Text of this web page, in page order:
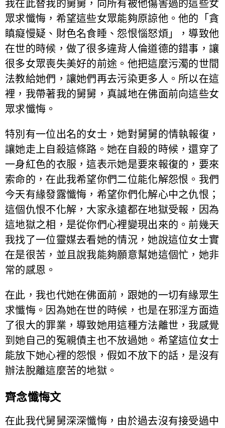
我在此替我的舅舅，向所有被他傷害過的這些女
眾求懺悔，希望這些女眾能夠原諒他。他的「貪
瞋癡慢疑、財色名食睡、怨恨惱怒煩」，導致他
在世的時候，做了很多違背人倫道德的錯事，讓
很多女眾喪失美好的前途。他把這麼污濁的世間
法教給她們，讓她們再去污染更多人。所以在這
裡，我帶著我的舅舅，真誠地在佛面前向這些女
眾求懺悔。
特別有一位出名的女士，她對舅舅的情執報復，
讓她走上自殺這條路。她在自殺的時候，還穿了
一身紅色的衣服，這表示她是要來報復的，要來
索命的，在此我希望你們二位能化解怨恨。我們
今天有緣發露懺悔，希望你們化解心中之仇恨；
這個仇恨不化解，大家永遠都在地獄受報，因為
這地獄之相，是從你們心裡變現出來的。前幾天
我找了一位靈媒去看她的情況，她說這位女士實
在是很苦，並且說我能夠願意幫她這個忙，她非
常的感恩。
在此，我也代她在佛面前，跟她的一切有緣眾生
求懺悔。因為她在世的時候，也是在邪淫方面造
了很大的罪業，導致她用這種方法離世，我感覺
到她自己的冤親債主也不放過她。希望這位女士
能放下她心裡的怨恨，假如不放下的話，是沒有
辦法脫離這麼苦的地獄。
齊念懺悔文
在此我代舅舅深深懺悔，由於過去沒有接受過中